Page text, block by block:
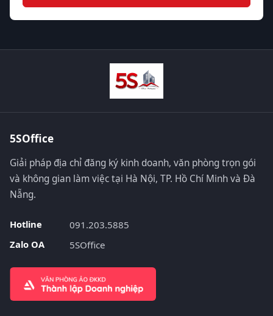
5SOffice
Giải pháp địa chỉ đăng ký kinh doanh, văn phòng trọn gói
và không gian làm việc tại Hà Nội, TP. Hồ Chí Minh và Đà
Nẵng.
Hotline
091.203.5885
Zalo OA
5SOffice